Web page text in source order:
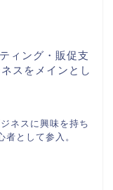
ィング・販促支
スをメインとし
ネスに興味を持ち
として参入。